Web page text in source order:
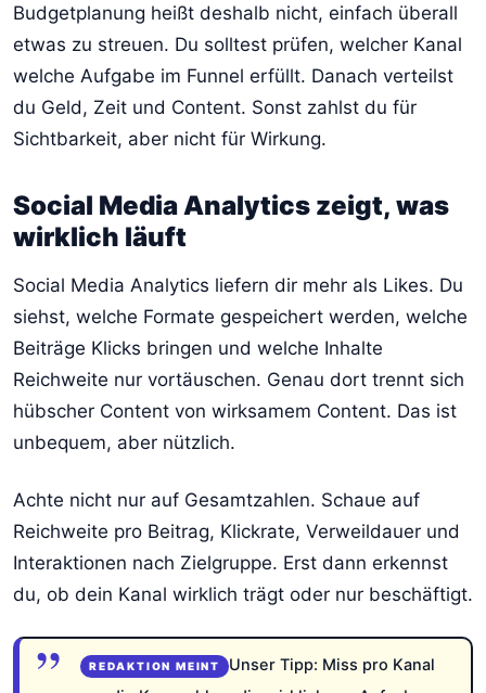
Budgetplanung heißt deshalb nicht, einfach überall
etwas zu streuen. Du solltest prüfen, welcher Kanal
welche Aufgabe im Funnel erfüllt. Danach verteilst
du Geld, Zeit und Content. Sonst zahlst du für
Sichtbarkeit, aber nicht für Wirkung.
Social Media Analytics zeigt, was
wirklich läuft
Social Media Analytics liefern dir mehr als Likes. Du
siehst, welche Formate gespeichert werden, welche
Beiträge Klicks bringen und welche Inhalte
Reichweite nur vortäuschen. Genau dort trennt sich
hübscher Content von wirksamem Content. Das ist
unbequem, aber nützlich.
Achte nicht nur auf Gesamtzahlen. Schaue auf
Reichweite pro Beitrag, Klickrate, Verweildauer und
Interaktionen nach Zielgruppe. Erst dann erkennst
du, ob dein Kanal wirklich trägt oder nur beschäftigt.
Unser Tipp: Miss pro Kanal